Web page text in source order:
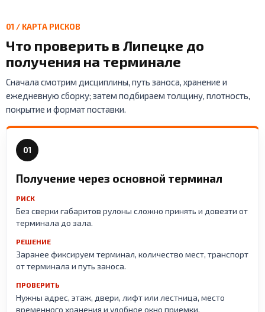
01 / КАРТА РИСКОВ
Что проверить в Липецке до
получения на терминале
Сначала смотрим дисциплины, путь заноса, хранение и
ежедневную сборку; затем подбираем толщину, плотность,
покрытие и формат поставки.
01
Получение через основной терминал
РИСК
Без сверки габаритов рулоны сложно принять и довезти от
терминала до зала.
РЕШЕНИЕ
Заранее фиксируем терминал, количество мест, транспорт
от терминала и путь заноса.
ПРОВЕРИТЬ
Нужны адрес, этаж, двери, лифт или лестница, место
временного хранения и удобное окно приемки.